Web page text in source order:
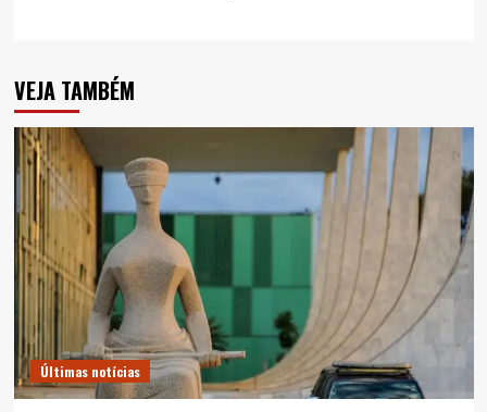
VEJA TAMBÉM
Últimas notícias